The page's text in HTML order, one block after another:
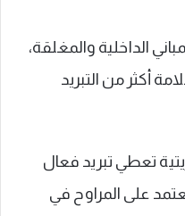
الداخلية والمغلقة،
أكثر من التبريد
تعطي تبريد فعال
على المراوح في